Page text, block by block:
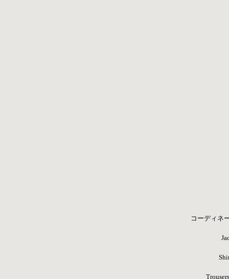
コーディネ